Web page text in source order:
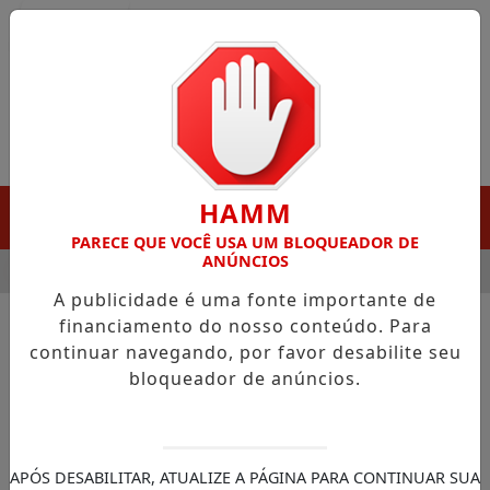
EM PORTO GRANDE COM ATUAÇÃO VOLTADA AO
NOTÍCIAS/POLÍTICA
STF apura emenda
de filme sobre Bolsonaro
HAMM
PARECE QUE VOCÊ USA UM BLOQUEADOR DE
ANÚNCIOS
A publicidade é uma fonte importante de
financiamento do nosso conteúdo. Para
continuar navegando, por favor desabilite seu
bloqueador de anúncios.
APÓS DESABILITAR, ATUALIZE A PÁGINA PARA CONTINUAR SUA